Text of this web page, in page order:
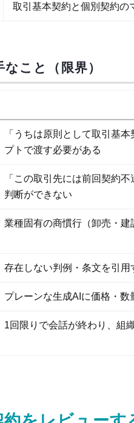
取引基本契約と個別契約の
こと（限界）
「うちは原則として取引基
プトで渡す必要がある
「この取引先には前回契約
判断ができない
業種固有の商慣行（卸売・
存在しない判例・条文を引
プレーンな生成AIに価格・
1回限りで会話が終わり、組